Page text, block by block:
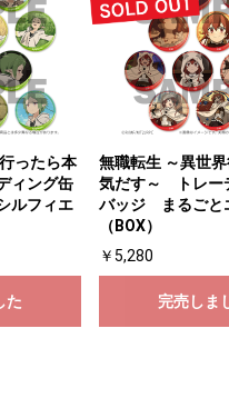
ったら本
ィング缶
ルフィエ
た
無職転生 ～異世
気だす～ トレー
バッジ まるごと
（BOX）
￥5,280
完売しま
カートへ進む